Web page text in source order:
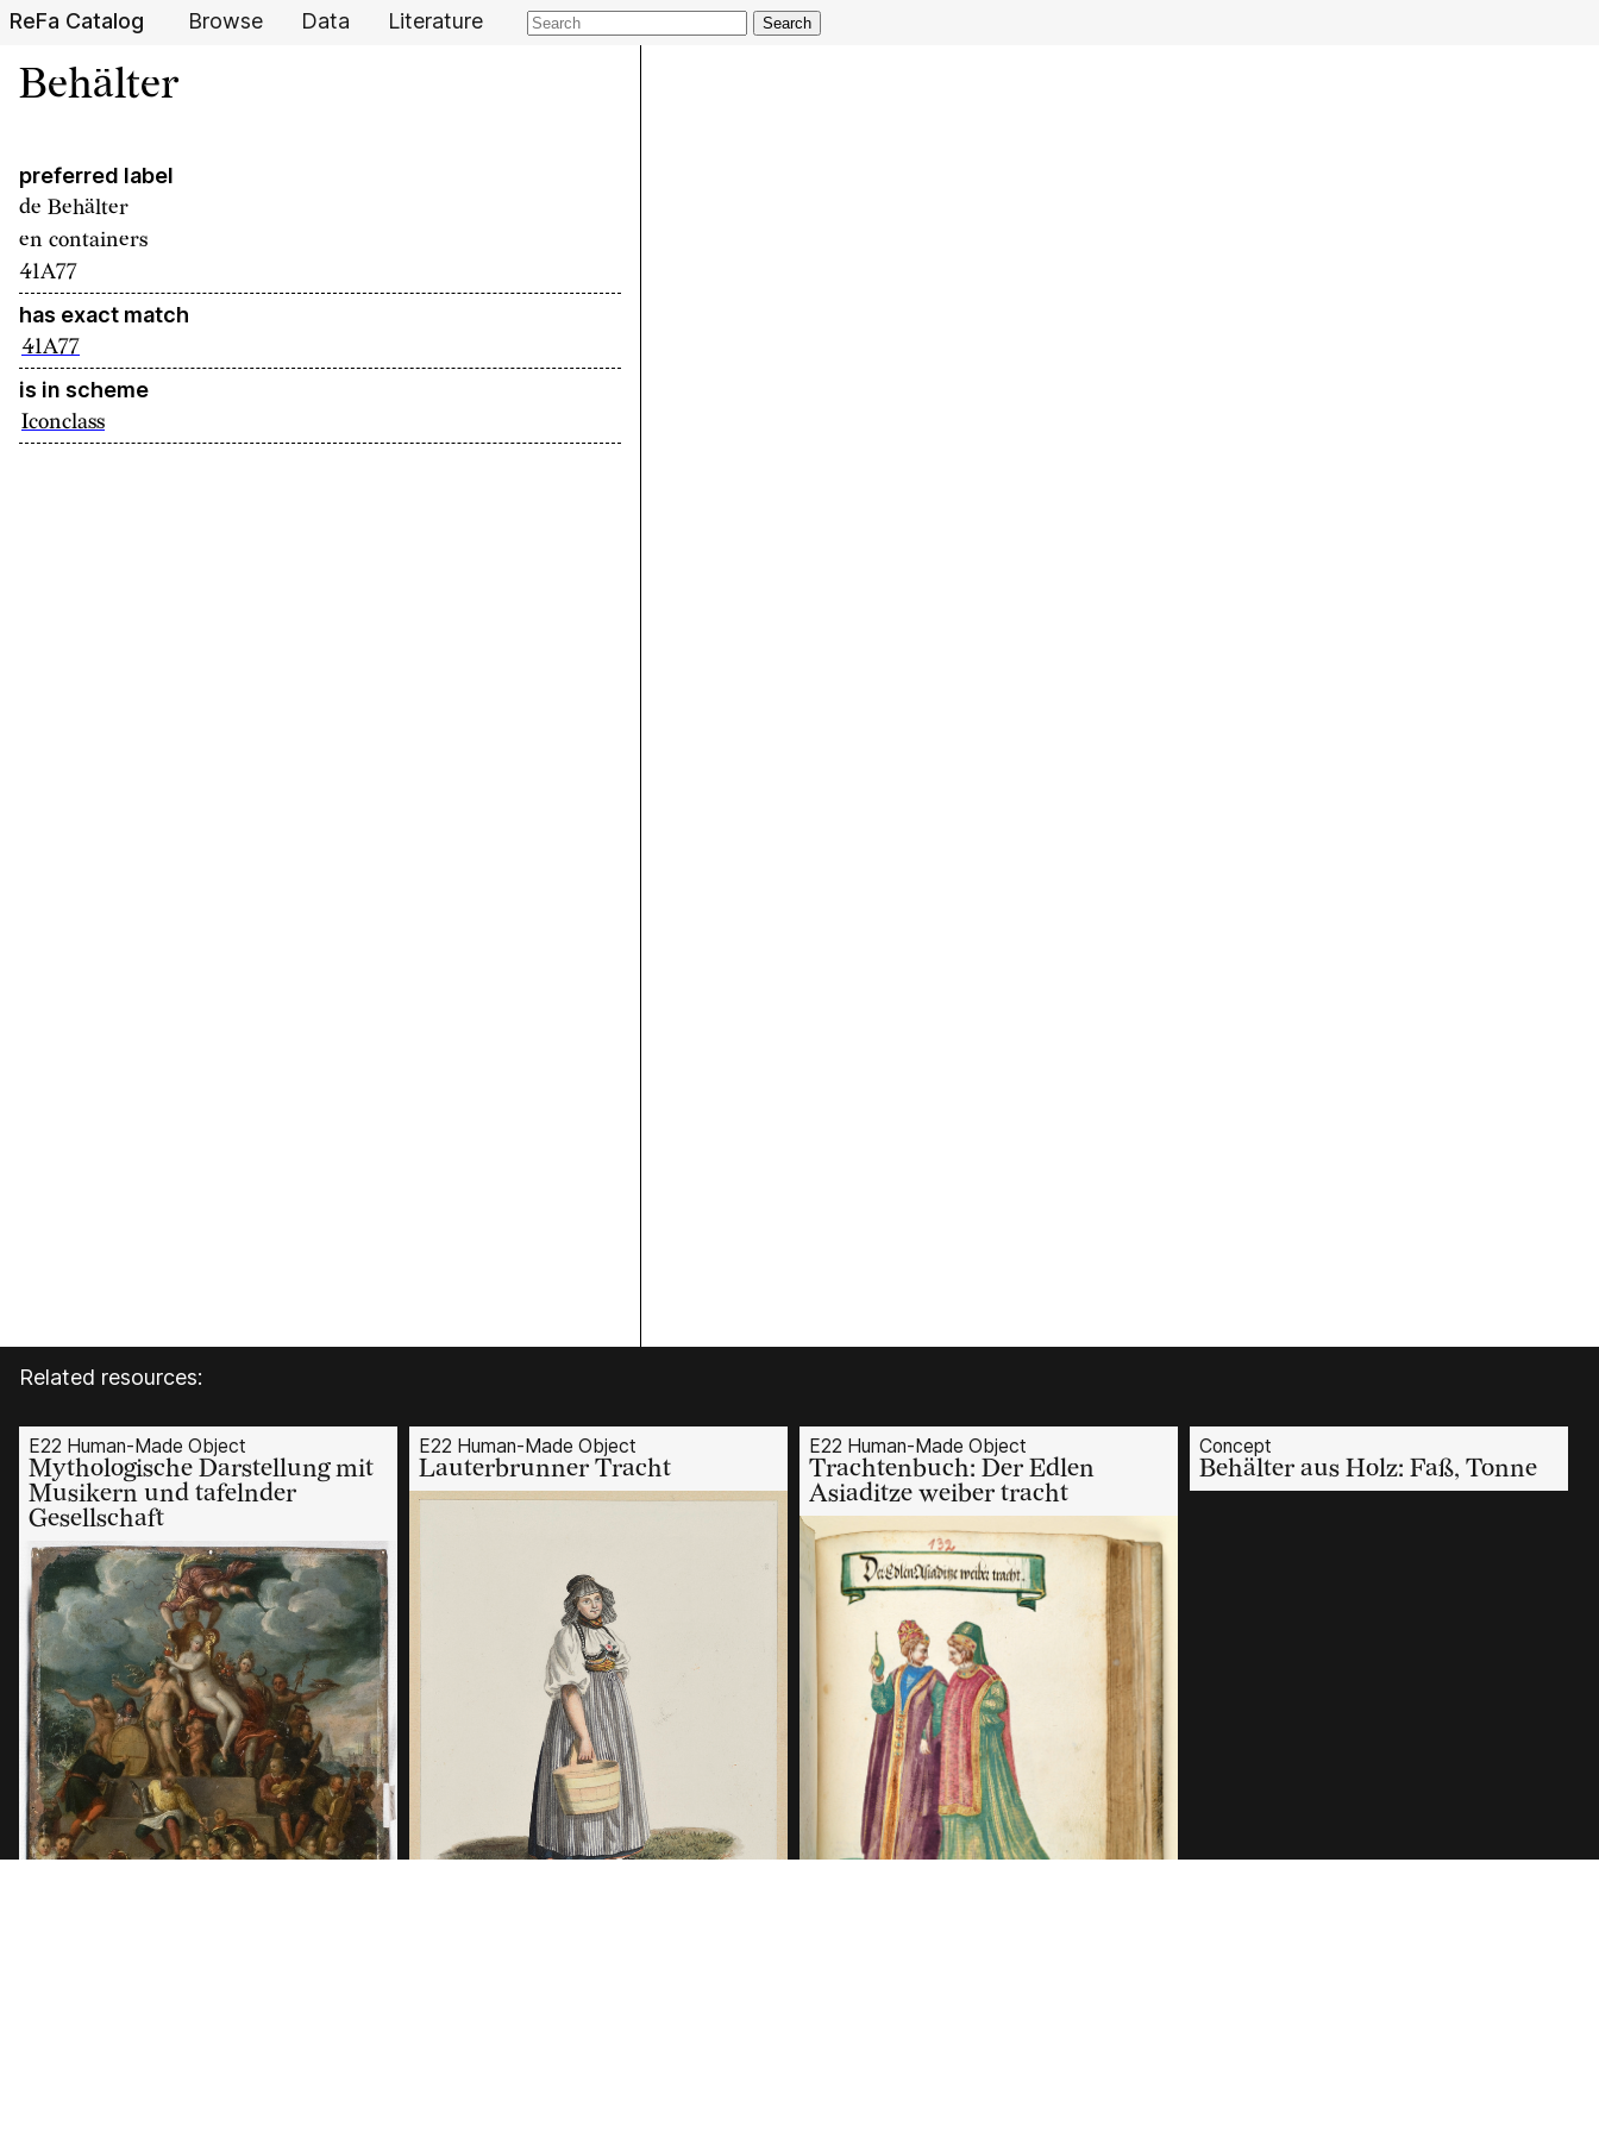
ReFa Catalog Browse Data Literature Search
Behälter
preferred label
de Behälter
en containers
41A77
has exact match
41A77
is in scheme
Iconclass
Related resources:
E22 Human-Made Object
Mythologische Darstellung mit
Musikern und tafelnder
Gesellschaft
E22 Human-Made Object
Lauterbrunner Tracht
E22 Human-Made Object
Trachtenbuch: Der Edlen
Asiaditze weiber tracht
Concept
Behälter aus Holz: Faß, Tonne